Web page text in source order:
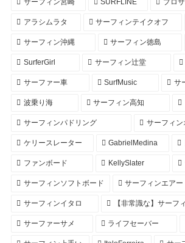
サーフィン宮崎 SURFLINE プロ
アラシムラタ サーフィンテイクオフ
サーフィン沖縄 サーフィン徳島
SurferGirl サーフィン辻堂
サーファー車 SurfMusic サ
波乗り海 サーフィン高知
サーフィンパドリング サーフィン
ケリースレーター GabrielMedina
ファンボード KellySlater
サーフィンソフトボード サーフィンエアー
サーフィンイタロ 【非常識な】サーフ
サーファーサメ ライフセーバー